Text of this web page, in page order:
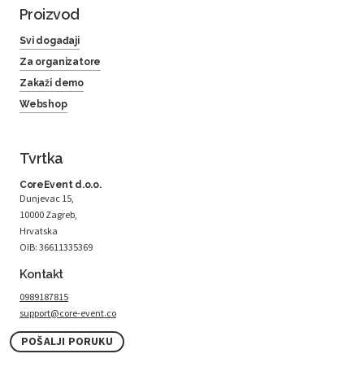
Proizvod
Svi događaji
Za organizatore
Zakaži demo
Webshop
Tvrtka
CoreEvent d.o.o.
Dunjevac 15,
10000 Zagreb,
Hrvatska
OIB: 36611335369
Kontakt
0989187815
support@core-event.co
POŠALJI PORUKU